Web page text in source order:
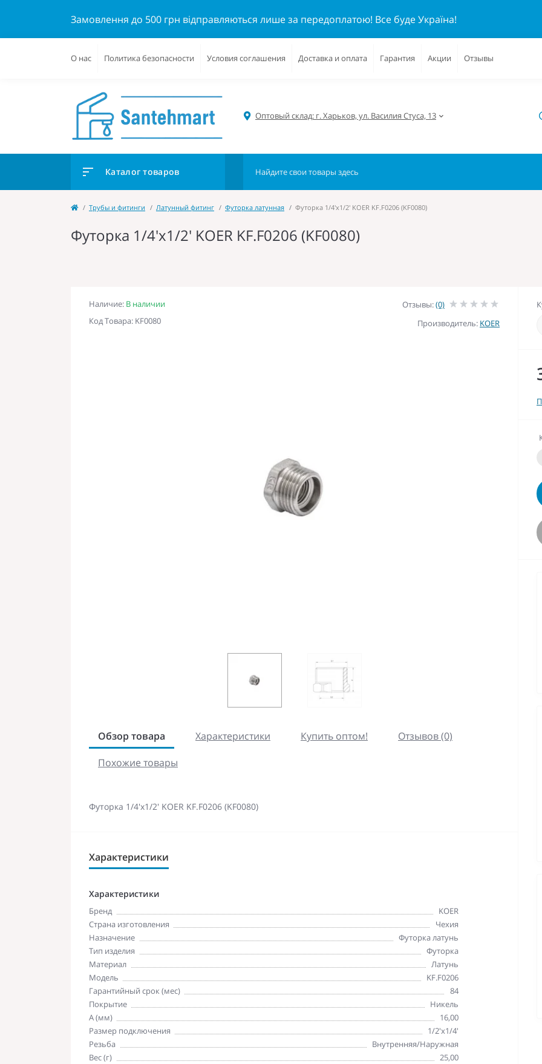
Замовлення до 500 грн відправляються лише за передоплатою! Все буде Україна!
О нас Политика безопасности Условия соглашения Доставка и оплата Гарантия Акции Отзывы
Оптовый склад: г. Харьков, ул. Василия Стуса, 13
Каталог товаров
Трубы и фитинги Латунный фитинг Футорка латунная Футорка 1/4'х1/2' KOER KF.F0206 (KF0080)
Футорка 1/4'х1/2' KOER KF.F0206 (KF0080)
Наличие: В наличии
Код Товара: KF0080
Отзывы:(0)
Производитель: KOER
Обзор товара Характеристики Купить оптом!
Отзывов (0)
Похожие товары
Футорка 1/4'х1/2' KOER KF.F0206 (KF0080)
Характеристики
Характеристики
Бренд
KOER
Страна изготовления
Чехия
Назначение
Футорка латунь
Тип изделия
Футорка
Материал
Латунь
Модель
KF.F0206
Гарантийный срок (мес)
84
Покрытие
Никель
A (мм)
16,00
Размер подключения
1/2'х1/4'
Резьба
Внутренняя/Наружная
Вес (г)
25,00